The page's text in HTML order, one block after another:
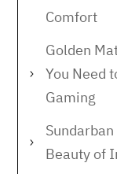
Comfort
Golden
You Need
Gaming
Beauty of